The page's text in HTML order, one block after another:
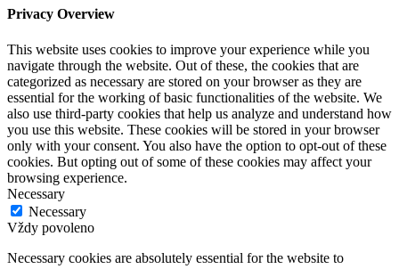
Privacy Overview
This website uses cookies to improve your experience while you
navigate through the website. Out of these, the cookies that are
categorized as necessary are stored on your browser as they are
essential for the working of basic functionalities of the website. We
also use third-party cookies that help us analyze and understand how
you use this website. These cookies will be stored in your browser
only with your consent. You also have the option to opt-out of these
cookies. But opting out of some of these cookies may affect your
browsing experience.
Necessary
Necessary
Vždy povoleno
Necessary cookies are absolutely essential for the website to